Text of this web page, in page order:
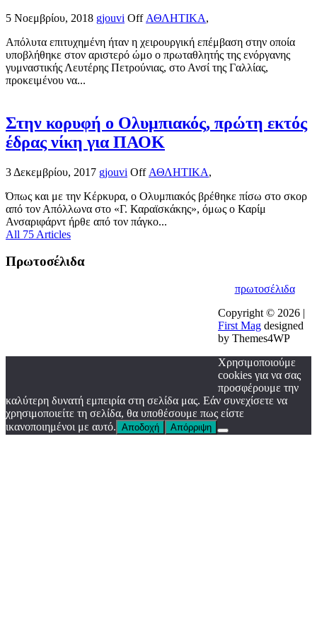
5 Νοεμβρίου, 2018 gjouvi Off ΑΘΛΗΤΙΚΑ,
Απόλυτα επιτυχημένη ήταν η χειρουργική επέμβαση στην οποία
υποβλήθηκε στον αριστερό ώμο ο πρωταθλητής της ενόργανης
γυμναστικής Λευτέρης Πετρούνιας, στο Ανσί της Γαλλίας,
προκειμένου να...
Στην κορυφή ο Ολυμπιακός, πρώτη εκτός
έδρας νίκη για ΠΑΟΚ
3 Δεκεμβρίου, 2017 gjouvi Off ΑΘΛΗΤΙΚΑ,
Όπως και με την Κέρκυρα, ο Ολυμπιακός βρέθηκε πίσω στο σκορ
από τον Απόλλωνα στο «Γ. Καραϊσκάκης», όμως ο Καρίμ
Ανσαριφάρντ ήρθε από τον πάγκο...
All 75 Articles
Πρωτοσέλιδα
πρωτοσέλιδα
Copyright © 2026 |
First Mag designed
by Themes4WP
Χρησιμοποιούμε
cookies για να σας
προσφέρουμε την
καλύτερη δυνατή εμπειρία στη σελίδα μας. Εάν συνεχίσετε να
χρησιμοποιείτε τη σελίδα, θα υποθέσουμε πως είστε
ικανοποιημένοι με αυτό. Αποδοχή Απόρριψη